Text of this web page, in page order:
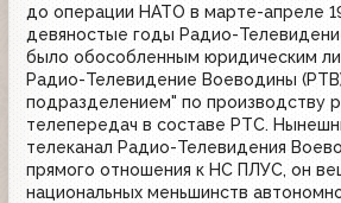
до операции НАТО в марте-апреле
девяностые годы Радио-
было обособленным юридическим
Радио-Телевидение Воеводины
подразделением" по производству
телепередач в составе РТС.
телеканал Радио-Телевидения
прямого отношения к НС ПЛУС, он
национальных меньшинств